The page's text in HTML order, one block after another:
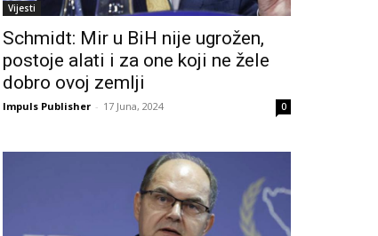
Vijesti
Schmidt: Mir u BiH nije ugrožen,
postoje alati i za one koji ne žele
dobro ovoj zemlji
Impuls Publisher - 17 Juna, 2024 0